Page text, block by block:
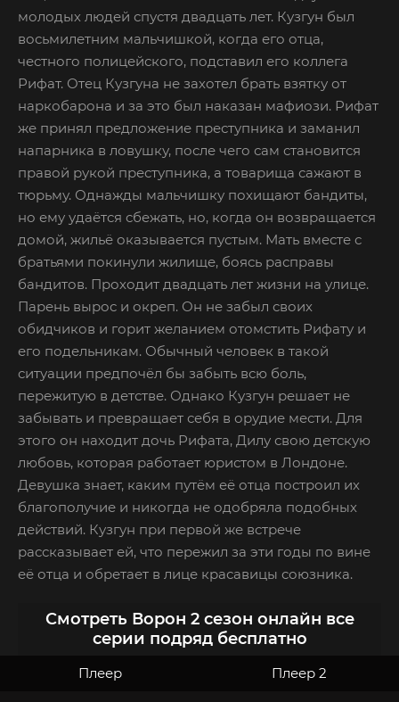
молодых людей спустя двадцать лет. Кузгун был
восьмилетним мальчишкой, когда его отца,
честного полицейского, подставил его коллега
Рифат. Отец Кузгуна не захотел брать взятку от
наркобарона и за это был наказан мафиози. Рифат
же принял предложение преступника и заманил
напарника в ловушку, после чего сам становится
правой рукой преступника, а товарища сажают в
тюрьму. Однажды мальчишку похищают бандиты,
но ему удаётся сбежать, но, когда он возвращается
домой, жильё оказывается пустым. Мать вместе с
братьями покинули жилище, боясь расправы
бандитов. Проходит двадцать лет жизни на улице.
Парень вырос и окреп. Он не забыл своих
обидчиков и горит желанием отомстить Рифату и
его подельникам. Обычный человек в такой
ситуации предпочёл бы забыть всю боль,
пережитую в детстве. Однако Кузгун решает не
забывать и превращает себя в орудие мести. Для
этого он находит дочь Рифата, Дилу свою детскую
любовь, которая работает юристом в Лондоне.
Девушка знает, каким путём её отца построил их
благополучие и никогда не одобряла подобных
действий. Кузгун при первой же встрече
рассказывает ей, что пережил за эти годы по вине
её отца и обретает в лице красавицы союзника.
Смотреть Ворон 2 сезон онлайн все
серии подряд бесплатно
Плеер Плеер 2